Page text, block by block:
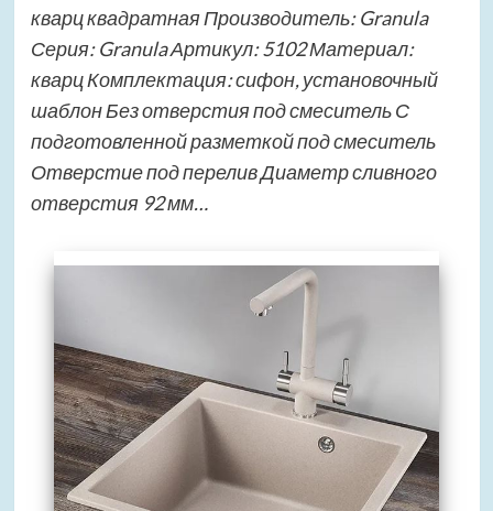
кварц квадратная Производитель: Granula
Серия: Granula Артикул: 5102 Материал:
кварц Комплектация: сифон, установочный
шаблон Без отверстия под смеситель С
подготовленной разметкой под смеситель
Отверстие под перелив Диаметр сливного
отверстия 92 мм…